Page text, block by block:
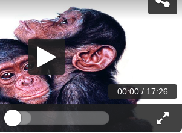
00:00 / 17:26